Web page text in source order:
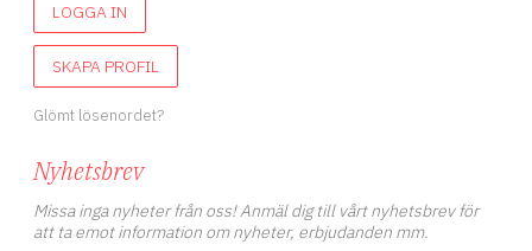
LOGGA IN
SKAPA PROFIL
Glömt lösenordet?
Nyhetsbrev
Missa inga nyheter från oss! Anmäl dig till vårt nyhetsbrev för
att ta emot information om nyheter, erbjudanden mm.